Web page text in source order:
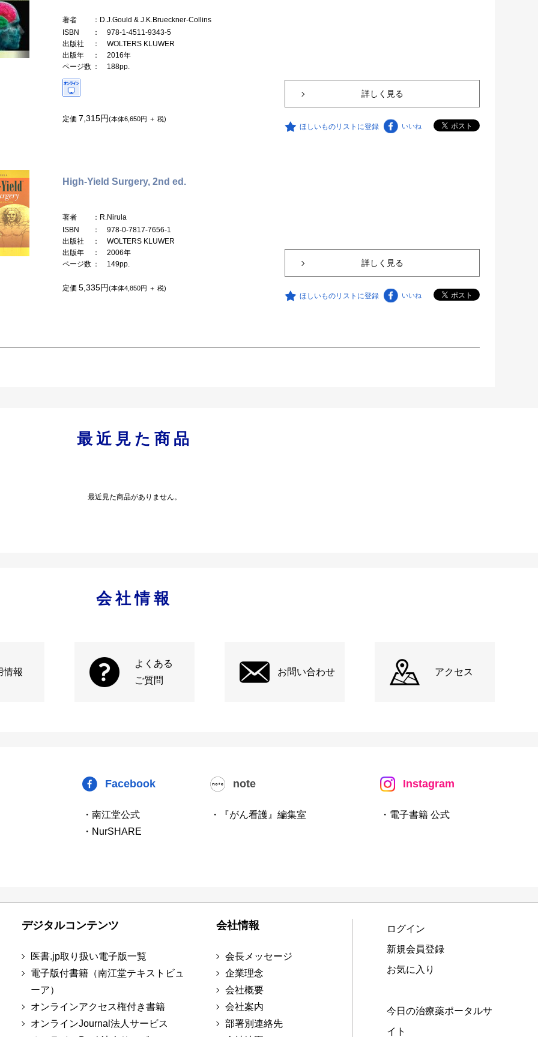
著者
：D.J.Gould & J.K.Brueckner-Collins
ISBN
： 978-1-4511-9343-5
出版社
： WOLTERS KLUWER
出版年
： 2016年
ページ数 ： 188pp.
定価 7,315円(本体6,650円 ＋ 税)
詳しく見る
ほしいものリストに登録 いいね
High-Yield Surgery, 2nd ed.
著者
：R.Nirula
ISBN
： 978-0-7817-7656-1
出版社
： WOLTERS KLUWER
出版年
： 2006年
ページ数 ： 149pp.
定価 5,335円(本体4,850円 ＋ 税)
詳しく見る
ほしいものリストに登録 いいね
最近見た商品
最近見た商品がありません。
会社情報
情報
よくある
ご質問
お問い合わせ アクセス
Facebook
・南江堂公式
・NurSHARE
note
・『がん看護』編集室
Instagram
・電子書籍 公式
デジタルコンテンツ
医書.jp取り扱い電子版一覧
電子版付書籍（南江堂テキストビュ
ーア）
オンラインアクセス権付き書籍
オンラインJournal法人サービス
会社情報
会長メッセージ
企業理念
会社概要
会社案内
部署別連絡先
ログイン
新規会員登録
お気に入り
今日の治療薬ポータルサ
イト